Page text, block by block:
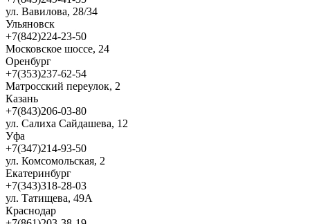
ул. Вавилова, 28/34
Ульяновск
+7(842)224-23-50
Московское шоссе, 24
Оренбург
+7(353)237-62-54
Матросский переулок, 2
Казань
+7(843)206-03-80
ул. Салиха Сайдашева, 12
Уфа
+7(347)214-93-50
ул. Комсомольская, 2
Екатеринбург
+7(343)318-28-03
ул. Татищева, 49А
Краснодар